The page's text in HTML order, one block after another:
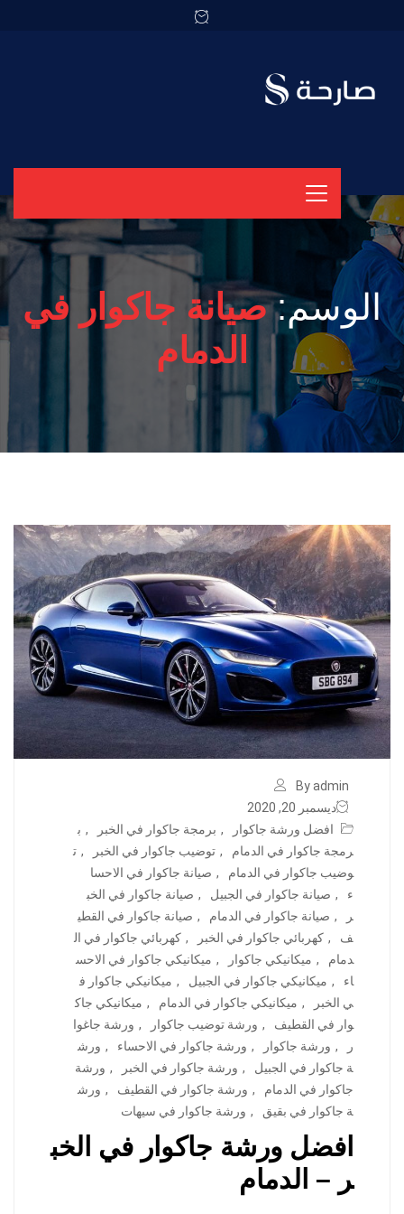
الوسم:صيانة جاكوار في
الدمام
By admin
ديسمبر 20, 2020
افضل ورشة جاكوار
, برمجة جاكوار في الخبر , ب
رمجة جاكوار في الدمام
, توضيب جاكوار في الخبر , ت
وضيب جاكوار في الدمام
, صيانة جاكوار في الاحسا
ء
, صيانة جاكوار في الجبيل , صيانة جاكوار في الخب
ر
, صيانة جاكوار في الدمام , صيانة جاكوار في القطي
ف
, كهربائي جاكوار في الخبر , كهربائي جاكوار في ال
دمام
, ميكانيكي جاكوار , ميكانيكي جاكوار في الاحس
اء
, ميكانيكي جاكوار في الجبيل , ميكانيكي جاكوار ف
ي الخبر
, ميكانيكي جاكوار في الدمام , ميكانيكي جاك
وار في القطيف
, ورشة توضيب جاكوار , ورشة جاغوا
ر
, ورشة جاكوار , ورشة جاكوار في الاحساء , ورش
ة جاكوار في الجبيل
, ورشة جاكوار في الخبر , ورشة
جاكوار في الدمام
, ورشة جاكوار في القطيف , ورش
ة جاكوار في بقيق
, ورشة جاكوار في سيهات
افضل ورشة جاكوار في الخب
ر – الدمام